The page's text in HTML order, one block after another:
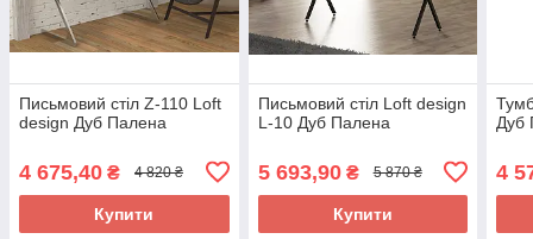
Письмовий стіл Z-110 Loft
design Дуб Палена
4 675,40 ₴ 4 820 ₴
Купити
Письмовий стіл Loft design
L-10 Дуб Палена
5 693,90₴ 5 870 ₴
Купити
Дуб
4